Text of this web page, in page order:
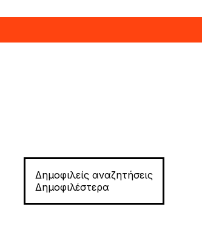
Δημοφιλείς αναζητήσεις
Δημοφιλέστερα